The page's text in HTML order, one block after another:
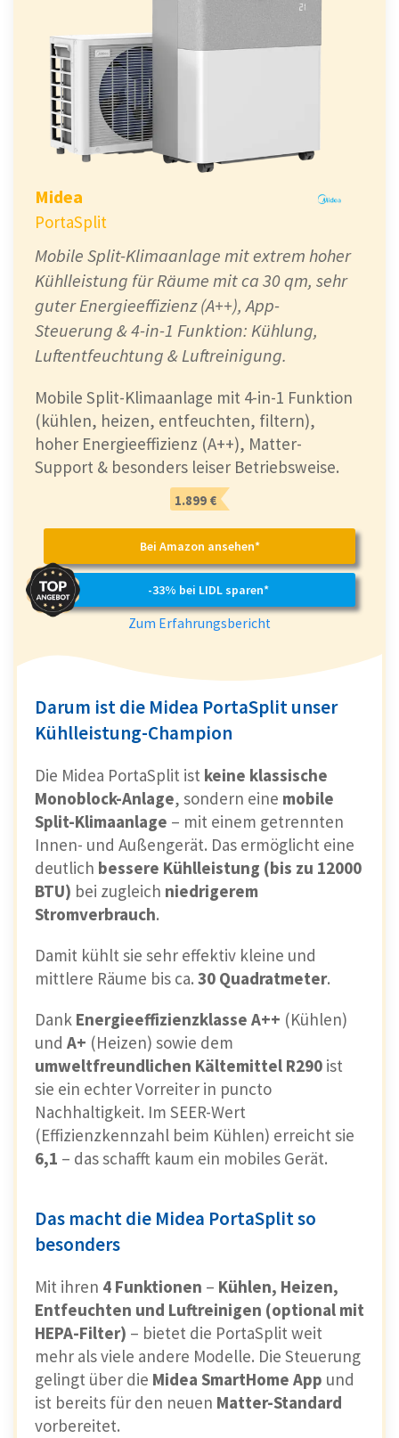
Midea
PortaSplit
Mobile Split-Klimaanlage mit extrem hoher
Kühlleistung für Räume mit ca 30 qm, sehr
guter Energieeffizienz (A++), App-
Steuerung & 4-in-1 Funktion: Kühlung,
Luftentfeuchtung & Luftreinigung.
Mobile Split-Klimaanlage mit 4-in-1 Funktion
(kühlen, heizen, entfeuchten, filtern),
hoher Energieeffizienz (A++), Matter-
Support & besonders leiser Betriebsweise.
1.899 €
Bei Amazon ansehen*
-33% bei LIDL sparen*
Zum Erfahrungsbericht
Darum ist die Midea PortaSplit unser
Kühlleistung-Champion
Die Midea PortaSplit ist keine klassische
Monoblock-Anlage, sondern eine mobile
Split-Klimaanlage – mit einem getrennten
Innen- und Außengerät. Das ermöglicht eine
deutlich bessere Kühlleistung (bis zu 12000
BTU) bei zugleich niedrigerem
Stromverbrauch.
Damit kühlt sie sehr effektiv kleine und
mittlere Räume bis ca. 30 Quadratmeter.
Dank Energieeffizienzklasse A++ (Kühlen)
und A+ (Heizen) sowie dem
umweltfreundlichen Kältemittel R290 ist
sie ein echter Vorreiter in puncto
Nachhaltigkeit. Im SEER-Wert
(Effizienzkennzahl beim Kühlen) erreicht sie
6,1 – das schafft kaum ein mobiles Gerät.
Das macht die Midea PortaSplit so
besonders
Mit ihren 4 Funktionen – Kühlen, Heizen,
Entfeuchten und Luftreinigen (optional mit
HEPA-Filter) – bietet die PortaSplit weit
mehr als viele andere Modelle. Die Steuerung
gelingt über die Midea SmartHome App und
ist bereits für den neuen Matter-Standard
vorbereitet.